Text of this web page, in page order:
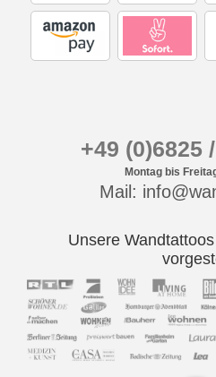
+49 (0)6825
Montag bis
Mail:
Unsere